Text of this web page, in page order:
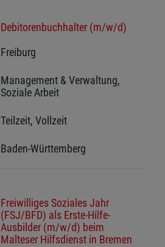
Debitorenbuchhalter (m/w/d)
Freiburg
Management & Verwaltung,
Soziale Arbeit
Teilzeit, Vollzeit
Baden-Württemberg
Freiwilliges Soziales Jahr
(FSJ/BFD) als Erste-Hilfe-
Ausbilder (m/w/d) beim
Malteser Hilfsdienst in Bremen